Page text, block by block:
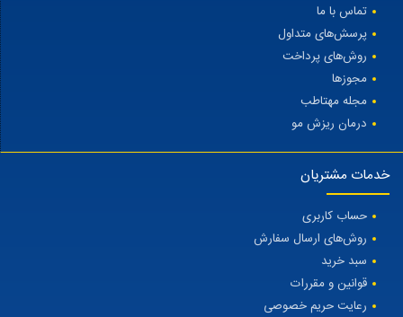
تماس با ما
پرسش‌های متداول
روش‌های پرداخت
مجوزها
مجله مهتاطب
درمان ریزش مو
خدمات مشتریان
حساب کاربری
روش‌های ارسال سفارش
سبد خرید
قوانین و مقررات
رعایت حریم خصوصی